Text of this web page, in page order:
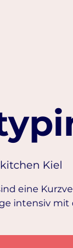
Kiel
eine
intensiv mit